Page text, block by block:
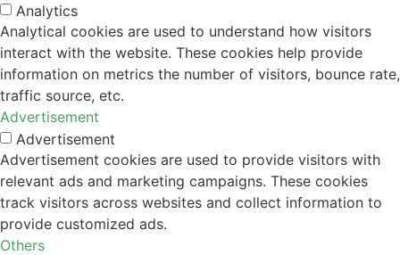
Analytics
Analytical cookies are used to understand how visitors
interact with the website. These cookies help provide
information on metrics the number of visitors, bounce rate,
traffic source, etc.
Advertisement
Advertisement
Advertisement cookies are used to provide visitors with
relevant ads and marketing campaigns. These cookies
track visitors across websites and collect information to
provide customized ads.
Others